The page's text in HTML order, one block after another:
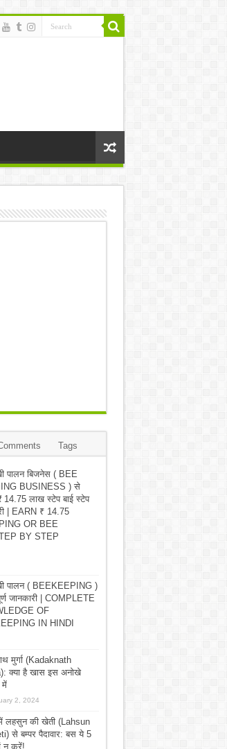
Tags
पालन बिजनेस ( BEE
BUSINESS ) से
14.75 लाख स्टेप बाई स्टेप
| EARN ₹ 14.75
OR BEE
BY STEP
पालन ( BEEKEEPING )
जानकारी | COMPLETE
OF
IN HINDI
मुर्गा (Kadaknath
क्या है खास इस अनोखे
में
2, 2024
लहसुन की खेती (Lahsun
से बम्पर पैदावार: बस ये 5
न करें!